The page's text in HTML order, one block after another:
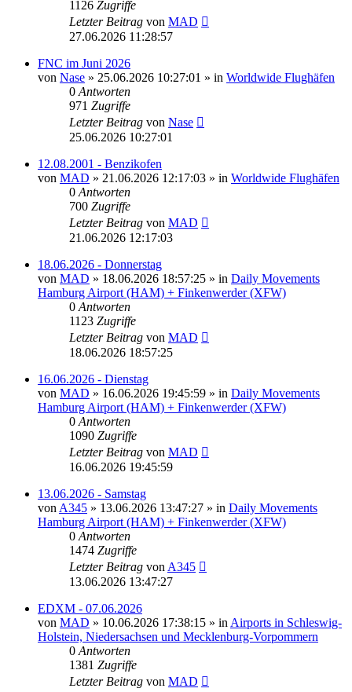
1126 Zugriffe
Letzter Beitrag von MAD
27.06.2026 11:28:57
FNC im Juni 2026
von Nase » 25.06.2026 10:27:01 » in Worldwide Flughäfen
0 Antworten
971 Zugriffe
Letzter Beitrag von Nase
25.06.2026 10:27:01
12.08.2001 - Benzikofen
von MAD » 21.06.2026 12:17:03 » in Worldwide Flughäfen
0 Antworten
700 Zugriffe
Letzter Beitrag von MAD
21.06.2026 12:17:03
18.06.2026 - Donnerstag
von MAD » 18.06.2026 18:57:25 » in Daily Movements
Hamburg Airport (HAM) + Finkenwerder (XFW)
0 Antworten
1123 Zugriffe
Letzter Beitrag von MAD
18.06.2026 18:57:25
16.06.2026 - Dienstag
von MAD » 16.06.2026 19:45:59 » in Daily Movements
Hamburg Airport (HAM) + Finkenwerder (XFW)
0 Antworten
1090 Zugriffe
Letzter Beitrag von MAD
16.06.2026 19:45:59
13.06.2026 - Samstag
von A345 » 13.06.2026 13:47:27 » in Daily Movements
Hamburg Airport (HAM) + Finkenwerder (XFW)
0 Antworten
1474 Zugriffe
Letzter Beitrag von A345
13.06.2026 13:47:27
EDXM - 07.06.2026
von MAD » 10.06.2026 17:38:15 » in Airports in Schleswig-
Holstein, Niedersachsen und Mecklenburg-Vorpommern
0 Antworten
1381 Zugriffe
Letzter Beitrag von MAD